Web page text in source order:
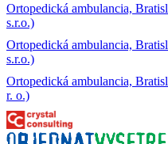
Ortopedická ambulancia,
s.r.o.)
Ortopedická ambulancia,
s.r.o.)
Ortopedická ambulancia,
r. o.)